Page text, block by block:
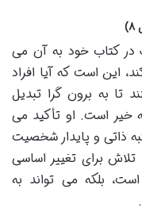
در کتاب خود به آن می
این است که آیا افراد
تا به برون گرا تبدیل
خیر است. او تأکید می
ذاتی و پایدار شخصیت
برای تغییر اساسی
بلکه می تواند به